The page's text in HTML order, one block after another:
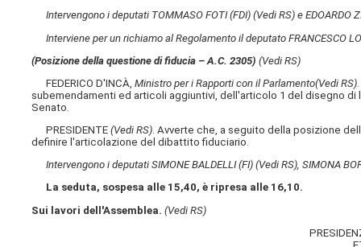
Intervengono i deputati TOMMASO FOTI (FDI)(Vedi RS) e EDOARDO
Interviene per un richiamo al Regolamento il deputato FRANCESCO
(Posizione della questione di fiducia – A.C. 2305) (Vedi RS)
FEDERICO D'INCÀ,Ministro per i Rapporti con il Parlamento(Vedi RS)
subemendamenti ed articoli aggiuntivi, dell'articolo 1 del disegno
Senato.
PRESIDENTE(Vedi RS). Avverte che, a seguito della posizione
definire l'articolazione del dibattito fiduciario.
Intervengono i deputati SIMONE BALDELLI (FI)(Vedi RS), SIMONA
La seduta, sospesa alle 15,40, è ripresa alle 16,10.
Sui lavori dell'Assemblea. (Vedi RS)